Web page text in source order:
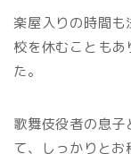
楽屋入りの時間
校を休むことも
た。
歌舞伎役者の息
て、しっかりとお